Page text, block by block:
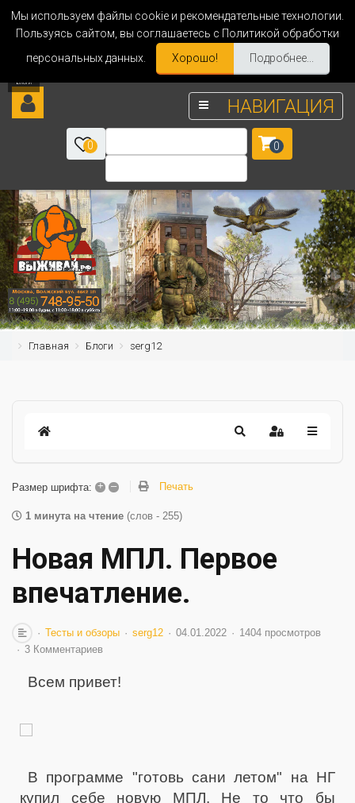
Мы используем файлы cookie и рекомендательные технологии.
Пользуясь сайтом, вы соглашаетесь с Политикой обработки
персональных данных.
Хорошо! Подробнее...
НАВИГАЦИЯ
0 0
Главная Блоги serg12
Размер шрифта: + – Печать
1 минута на чтение (слов - 255)
Новая МПЛ. Первое
впечатление.
Тесты и обзоры serg12 04.01.2022
1404 просмотров
3 Комментариев
Всем привет!
В программе "готовь сани летом" на НГ
купил себе новую МПЛ. Не то что бы